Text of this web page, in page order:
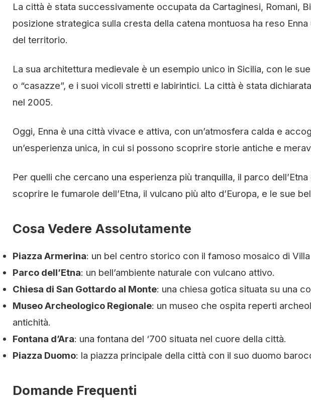
La città è stata successivamente occupata da Cartaginesi, Romani,
posizione strategica sulla cresta della catena montuosa ha reso
del territorio.
La sua architettura medievale è un esempio unico in Sicilia, con le
o “casazze”, e i suoi vicoli stretti e labirintici. La città è stata
nel 2005.
Oggi, Enna è una città vivace e attiva, con un’atmosfera calda e
un’esperienza unica, in cui si possono scoprire storie antiche e
Per quelli che cercano una esperienza più tranquilla, il parco
scoprire le fumarole dell’Etna, il vulcano più alto d’Europa, e le sue
Cosa Vedere Assolutamente
Piazza Armerina: un bel centro storico con il famoso mosaico di Villa
Parco dell’Etna: un bell’ambiente naturale con vulcano attivo.
Chiesa di San Gottardo al Monte: una chiesa gotica situata su una
Museo Archeologico Regionale: un museo che ospita reperti
antichità.
Fontana d’Ara: una fontana del ‘700 situata nel cuore della città.
Piazza Duomo: la piazza principale della città con il suo duomo
Domande Frequenti